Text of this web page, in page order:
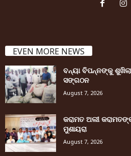
EVEN MORE NEWS
ବନ୍ୟା ବିପନ୍ନଙ୍କୁ
ସଙ୍ଗଠନ
August 7, 2026
କରାମତ ଅଲୀ
ମୁଶାୟରା
August 7, 2026